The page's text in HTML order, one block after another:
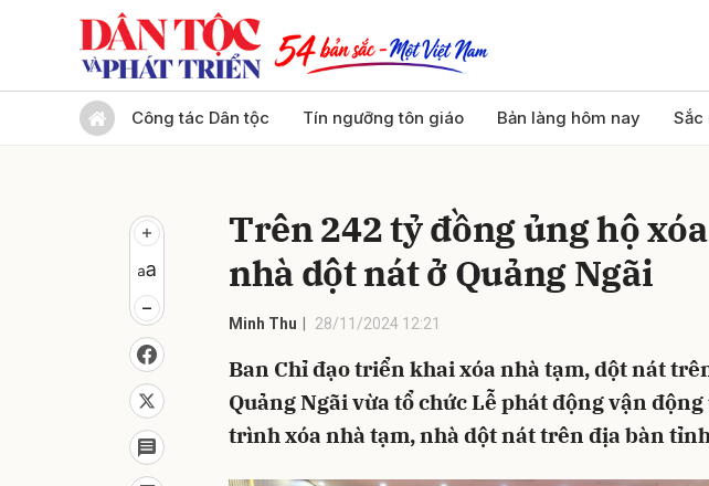
Công tác Dân tộc Tín ngưỡng tôn giáo Bản làng hôm nay Sắc
Trên 242 tỷ đồng ủng hộ
nhà dột nát ở Quảng Ngãi
Minh Thu 28/11/2024 12:21
Ban Chỉ đạo triển khai xóa nhà tạm, dột nát
Quảng Ngãi vừa tổ chức Lễ phát động vận
trình xóa nhà tạm, nhà dột nát trên địa bàn
Gửi bình luận